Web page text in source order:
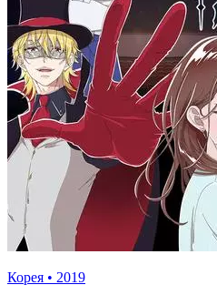
Корея • 2019